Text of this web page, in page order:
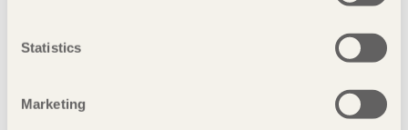
Statistics
Marketing